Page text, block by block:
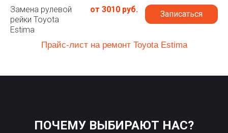
Замена рулевой
рейки Toyota
Estima
от 3010 руб. Записаться
Прайс-лист на ремонт Toyota Estima
ПОЧЕМУ ВЫБИРАЮТ НАС?